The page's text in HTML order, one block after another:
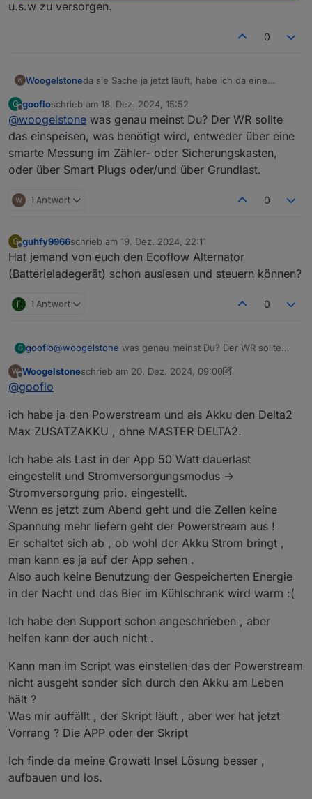
u.s.w zu versorgen.
0
Woogelstoneda sie Sache ja jetzt läuft, habe ich da eine
ist es möglich das der WR ,wenn keine Leistung
mehr auf den Solarzelle ist, sich nicht
abzuschalten ?
Ich habe ja 2 KW Akku dran nur den
Erweiterung's Akku , also ohne AC USB und so
weiter.
G goofloschrieb am 18. Dez. 2024, 15:52
zuletzt editiert von
@woogelstone was genau meinst Du? Der WR sollte
das einspeisen, was benötigt wird, entweder über eine
smarte Messung im Zähler- oder Sicherungskasten,
oder über Smart Plugs oder/und über Grundlast.
1 Antwort 0
G
Offline
guhfy9966schrieb am 19. Dez. 2024, 22:11
zuletzt editiert von
Hat jemand von euch den Ecoflow Alternator
(Batterieladegerät) schon auslesen und steuern können?
F 1 Antwort 0
G gooflo@woogelstone was genau meinst Du? Der WR sollte
smarte Messung im Zähler- oder Sicherungskasten,
Offline
Woogelstoneschrieb am 20. Dez. 2024, 09:00
zuletzt editiert von Woogelstone
@gooflo
ich habe ja den Powerstream und als Akku den Delta2
Max ZUSATZAKKU , ohne MASTER DELTA2.
Ich habe als Last in der App 50 Watt dauerlast
eingestellt und Stromversorgungsmodus ->
Stromversorgung prio. eingestellt.
Wenn es jetzt zum Abend geht und die Zellen keine
Spannung mehr liefern geht der Powerstream aus !
Er schaltet sich ab , ob wohl der Akku Strom bringt ,
man kann es ja auf der App sehen .
Also auch keine Benutzung der Gespeicherten Energie
in der Nacht und das Bier im Kühlschrank wird warm :(
Ich habe den Support schon angeschrieben , aber
helfen kann der auch nicht .
Kann man im Script was einstellen das der Powerstream
nicht ausgeht sonder sich durch den Akku am Leben
hält ?
Was mir auffällt , der Skript läuft , aber wer hat jetzt
Vorrang ? Die APP oder der Skript
Ich finde da meine Growatt Insel Lösung besser ,
aufbauen und los.